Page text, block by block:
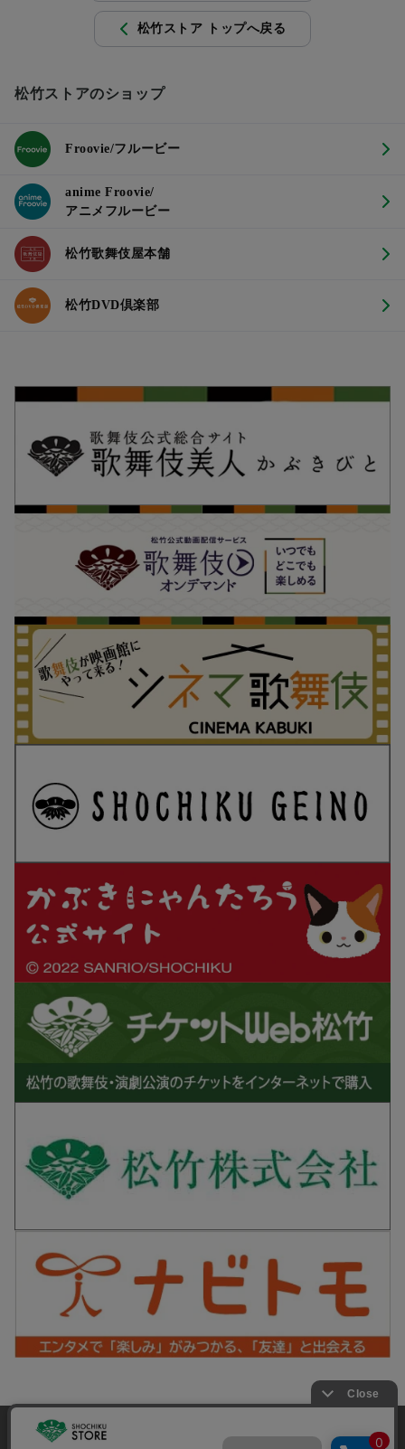
松竹ストア トップへ戻る
松竹ストアのショップ
Froovie/フルービー
anime Froovie/
アニメフルービー
松竹歌舞伎屋本舗
松竹DVD倶楽部
当サイトでは利用体験の向上およびコンテンツの最適な提供、ト